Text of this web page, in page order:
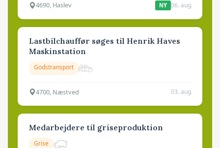
4690, Haslev NY 06. aug.
Lastbilchauffør søges til Henrik Haves
Maskinstation
Godstransport
4700, Næstved 03. aug.
Medarbejdere til griseproduktion
Grise